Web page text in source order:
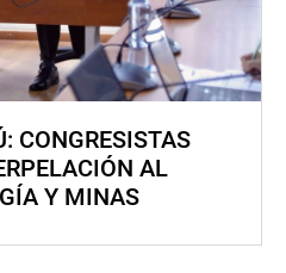
CONGRESISTAS
AL
Y MINAS